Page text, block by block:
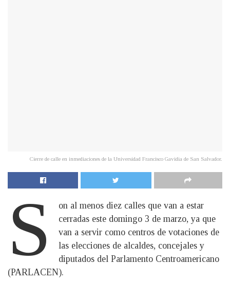
Cierre de calle en inmediaciones de la Universidad Francisco Gavidia de San Salvador.
S
on al menos diez calles que van a estar
cerradas este domingo 3 de marzo, ya que
van a servir como centros de votaciones de
las elecciones de alcaldes, concejales y
diputados del Parlamento Centroamericano
(PARLACEN).